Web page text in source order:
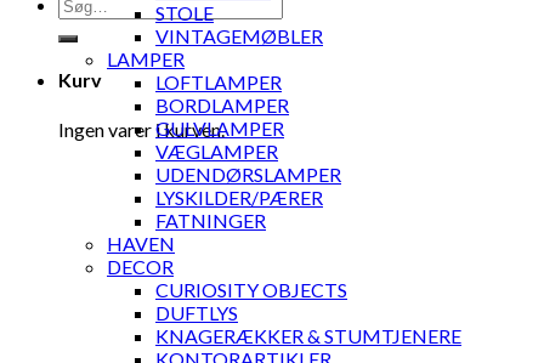
efter:
Kurv
Ingen varer i kurven.
STOLE
VINTAGEMØBLER
LAMPER
LOFTLAMPER
BORDLAMPER
GULVLAMPER
VÆGLAMPER
UDENDØRSLAMPER
LYSKILDER/PÆRER
FATNINGER
HAVEN
DECOR
CURIOSITY OBJECTS
DUFTLYS
KNAGERÆKKER & STUMTJENERE